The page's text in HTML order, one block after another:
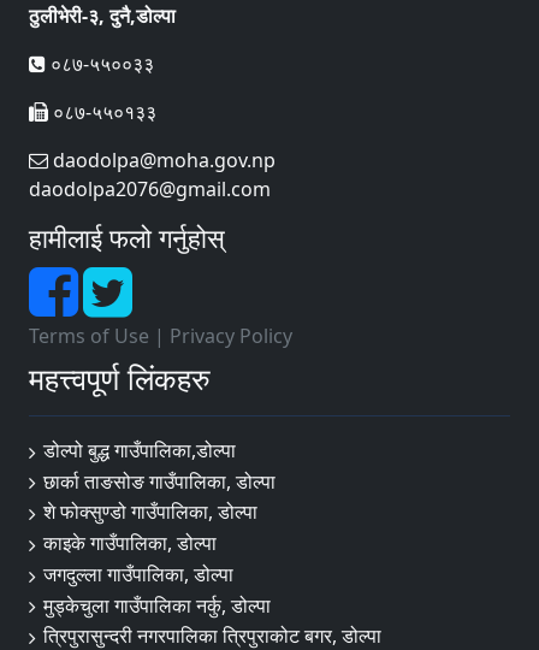
ठुलीभेरी-३, दुनै,डोल्पा
०८७-५५००३३
०८७-५५०१३३
daodolpa@moha.gov.np
daodolpa2076@gmail.com
हामीलाई फलो गर्नुहोस्
Terms of Use | Privacy Policy
महत्त्वपूर्ण लिंकहरु
डोल्पो बुद्ध गाउँपालिका,डोल्पा
छार्का ताङसोङ गाउँपालिका, डोल्पा
शे फोक्सुण्डो गाउँपालिका, डोल्पा
काइके गाउँपालिका, डोल्पा
जगदुल्ला गाउँपालिका, डोल्पा
मुड्केचुला गाउँपालिका नर्कु, डोल्पा
त्रिपुरासुन्दरी नगरपालिका त्रिपुराकोट बगर, डोल्पा